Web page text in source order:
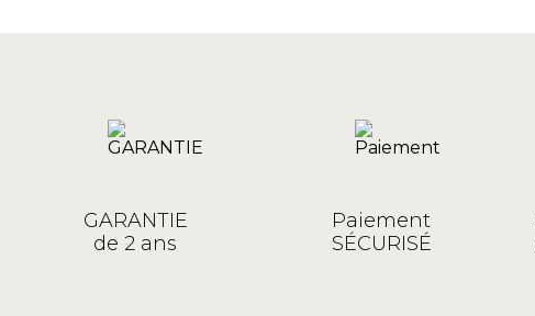
GARANTIE
de 2 ans
Paiement
SÉCURISÉ